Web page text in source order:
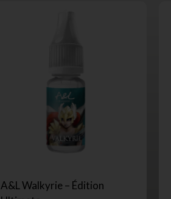
A&L Walkyrie – Édition